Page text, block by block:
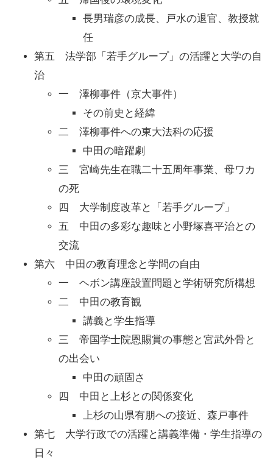
長男瑞彦の成長、戸水の退官、教授就
任
第五 法学部「若手グループ」の活躍と大学の自
治
一 澤柳事件（京大事件）
その前史と経緯
二 澤柳事件への東大法科の応援
中田の暗躍劇
三 宮崎先生在職二十五周年事業、母ワカ
の死
四 大学制度改革と「若手グループ」
五 中田の多彩な趣味と小野塚喜平治との
交流
第六 中田の教育理念と学問の自由
一 ヘボン講座設置問題と学術研究所構想
二 中田の教育観
講義と学生指導
三 帝国学士院恩賜賞の事態と宮武外骨と
の出会い
中田の頑固さ
四 中田と上杉との関係変化
上杉の山県有朋への接近、森戸事件
第七 大学行政での活躍と講義準備・学生指導の
日々